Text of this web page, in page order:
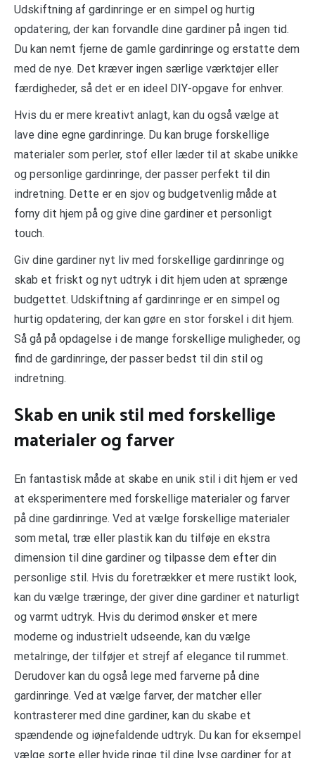
Udskiftning af gardinringe er en simpel og hurtig
opdatering, der kan forvandle dine gardiner på ingen tid.
Du kan nemt fjerne de gamle gardinringe og erstatte dem
med de nye. Det kræver ingen særlige værktøjer eller
færdigheder, så det er en ideel DIY-opgave for enhver.
Hvis du er mere kreativt anlagt, kan du også vælge at
lave dine egne gardinringe. Du kan bruge forskellige
materialer som perler, stof eller læder til at skabe unikke
og personlige gardinringe, der passer perfekt til din
indretning. Dette er en sjov og budgetvenlig måde at
forny dit hjem på og give dine gardiner et personligt
touch.
Giv dine gardiner nyt liv med forskellige gardinringe og
skab et friskt og nyt udtryk i dit hjem uden at sprænge
budgettet. Udskiftning af gardinringe er en simpel og
hurtig opdatering, der kan gøre en stor forskel i dit hjem.
Så gå på opdagelse i de mange forskellige muligheder, og
find de gardinringe, der passer bedst til din stil og
indretning.
Skab en unik stil med forskellige
materialer og farver
En fantastisk måde at skabe en unik stil i dit hjem er ved
at eksperimentere med forskellige materialer og farver
på dine gardinringe. Ved at vælge forskellige materialer
som metal, træ eller plastik kan du tilføje en ekstra
dimension til dine gardiner og tilpasse dem efter din
personlige stil. Hvis du foretrækker et mere rustikt look,
kan du vælge træringe, der giver dine gardiner et naturligt
og varmt udtryk. Hvis du derimod ønsker et mere
moderne og industrielt udseende, kan du vælge
metalringe, der tilføjer et strejf af elegance til rummet.
Derudover kan du også lege med farverne på dine
gardinringe. Ved at vælge farver, der matcher eller
kontrasterer med dine gardiner, kan du skabe et
spændende og iøjnefaldende udtryk. Du kan for eksempel
vælge sorte eller hvide ringe til dine lyse gardiner for at